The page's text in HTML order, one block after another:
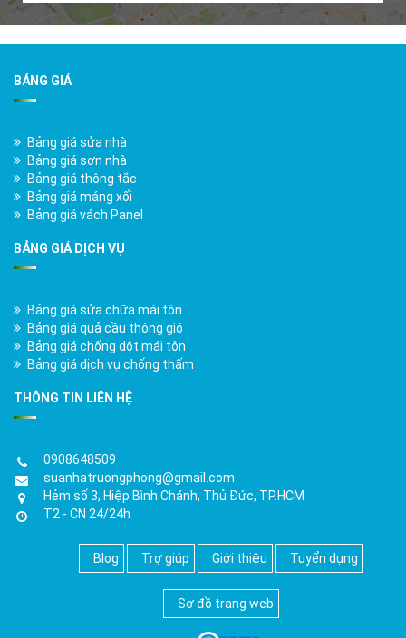
BẢNG GIÁ
Bảng giá sửa nhà
Bảng giá sơn nhà
Bảng giá thông tắc
Bảng giá máng xối
Bảng giá vách Panel
BẢNG GIÁ DỊCH VỤ
Bảng giá sửa chữa mái tôn
Bảng giá quả cầu thông gió
Bảng giá chống dột mái tôn
Bảng giá dịch vụ chống thấm
THÔNG TIN LIÊN HỆ
0908648509
suanhatruongphong@gmail.com
Hẻm số 3, Hiệp Bình Chánh, Thủ Đức, TP.HCM
T2 - CN 24/24h
Blog Trợ giúp Giới thiệu Tuyển dụng
Sơ đồ trang web